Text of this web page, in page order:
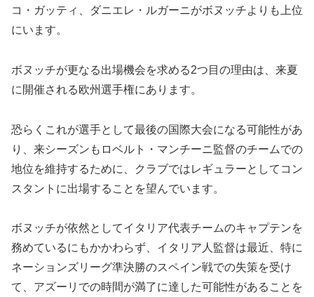
コ・ガッティ、ダニエレ・ルガーニがボヌッチよりも上位
にいます。
ボヌッチが更なる出場機会を求める2つ目の理由は、来夏
に開催される欧州選手権にあります。
恐らくこれが選手として最後の国際大会になる可能性があ
り、来シーズンもロベルト・マンチーニ監督のチームでの
地位を維持するために、クラブではレギュラーとしてコン
スタントに出場することを望んでいます。
ボヌッチが依然としてイタリア代表チームのキャプテンを
務めているにもかかわらず、イタリア人監督は最近、特に
ネーションズリーグ準決勝のスペイン戦での失策を受け
て、アズーリでの時間が満了に達した可能性があることを